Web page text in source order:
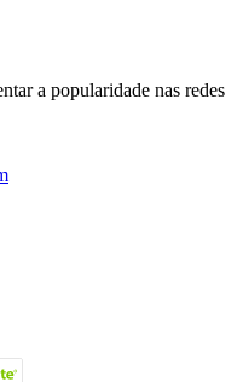
a popularidade nas redes